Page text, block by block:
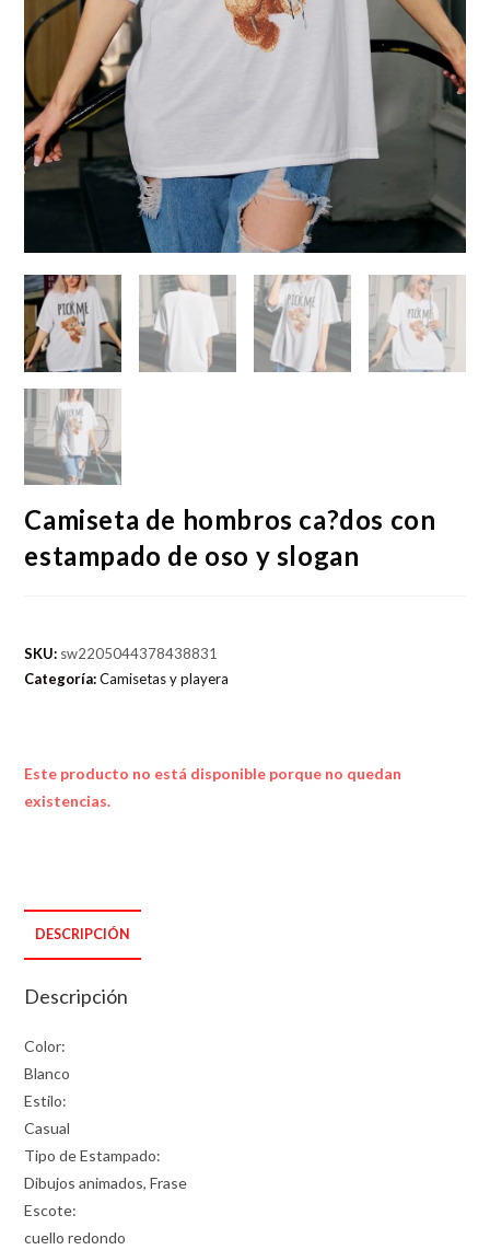
Camiseta de hombros ca?dos con
estampado de oso y slogan
SKU: sw2205044378438831
Categoría:Camisetas y playera
Este producto no está disponible porque no quedan
existencias.
DESCRIPCIÓN
Descripción
Color:
Blanco
Estilo:
Casual
Tipo de Estampado:
Dibujos animados, Frase
Escote:
cuello redondo